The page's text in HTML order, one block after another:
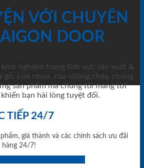
VỚI CHUYÊN
DOOR
nghiệm trong lĩnh vực sản xuất &
gỗ, cửa nhựa, của chống cháy, chúng
sản phẩm mà chúng tôi mang tới
bạn hài lòng tuyệt đối.
TIẾP 24/7
giá thành và các chính sách ưu đãi
hàng 24/7!